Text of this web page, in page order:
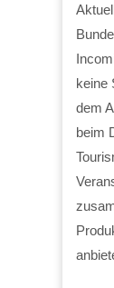
keine
dem
beim